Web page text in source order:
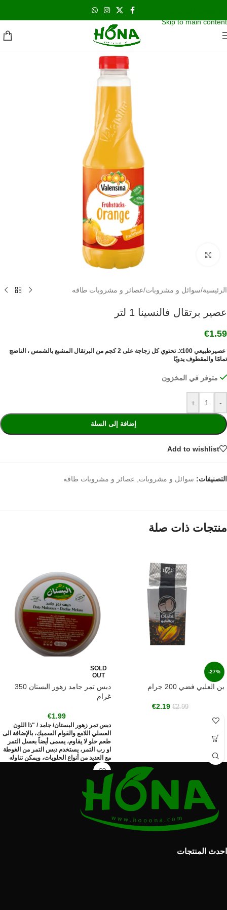
Skip to main content
اشحن مجانا و نحن بالخدمه على مدار الاسبوع
الرئيسية/سوائل و مشروبات/عصائر و مشروبات طاقه
عصير برتقال فالنسينا 1 لتر
€1.59
عصيرطبيعي 100٪. تحتوي كل زجاجة على 2 كجم من البرتقال المشبع بالشمس ، الناضج
تمامًا والمقطوف يدويًا
متوفر في المخزون
-
+
إضافة إلى السلة
Add to wishlist
التصنيفات: سوائل و مشروبات عصائر و مشروبات طاقه
منتجات ذات صلة
-27%
بن العلبي فضي 200 جرام
€2.99
€2.19
SOLD
OUT
دبس تمر جامد زهور البستان 350
غرام
€1.99
دبس تمر زهور البستان/ جامد / "ذا اللون
العسلي اللامع والقوام السميك، بالإضافة الى
طعم حلو لا يقاوم، يسمى أيضاً بعسل التمر
او رب التمر، يستخدم دبس التمر من الغوطة
مع العديد من أنواع الحلويات، ويمكن تناوله
مع الطحين او طهيه مع الرز لتتشكل لدينا
أكلة الرز بدبس التمر المحببة من قبل الكثير
والمعروفة بفوائدها الغنية، دبس التمر هو
الخيار الأفضل لمرضى السكر فهو يمنحهم
الطعم الحلو المحبب بدون أية ضرر بسبب
احتوائه على سكريات يتم امتصاصها ببطئ
من قبل جسم الإنسان، بالإضافة الى غناه
بالفيتامينات والمعادن الهامة لصحة جسم
احدث المنتجات